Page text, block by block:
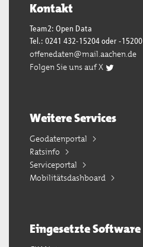
Kontakt
Team2: Open Data
Tel.: 0241 432-15204 oder -15200
offenedaten@mail.aachen.de
Folgen Sie uns auf X
Weitere Services
Geodatenportal
Ratsinfo
Serviceportal
Mobilitätsdashboard
Eingesetzte Software